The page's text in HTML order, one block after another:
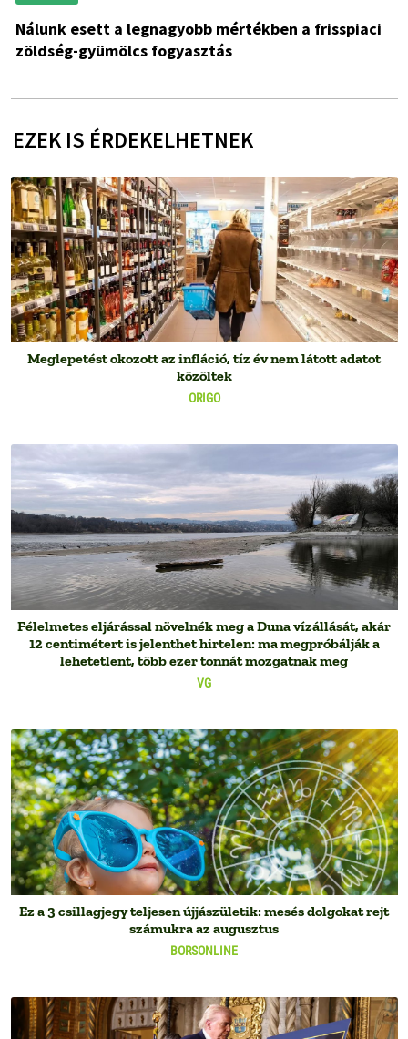
Nálunk esett a legnagyobb mértékben a frisspiaci
zöldség-gyümölcs fogyasztás
EZEK IS ÉRDEKELHETNEK
ORIGO
Meglepetést okozott az infláció, tíz év nem látott adatot
közöltek
VG
Félelmetes eljárással növelnék meg a Duna vízállását, akár
12 centimétert is jelenthet hirtelen: ma megpróbálják a
lehetetlent, több ezer tonnát mozgatnak meg
BORSONLINE
Ez a 3 csillagjegy teljesen újjászületik: mesés dolgokat rejt
számukra az augusztus